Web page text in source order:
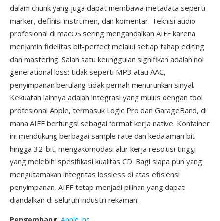
dalam chunk yang juga dapat membawa metadata seperti
marker, definisi instrumen, dan komentar. Teknisi audio
profesional di macOS sering mengandalkan AIFF karena
menjamin fidelitas bit-perfect melalui setiap tahap editing
dan mastering. Salah satu keunggulan signifikan adalah nol
generational loss: tidak seperti MP3 atau AAC,
penyimpanan berulang tidak pernah menurunkan sinyal.
Kekuatan lainnya adalah integrasi yang mulus dengan tool
profesional Apple, termasuk Logic Pro dan GarageBand, di
mana AIFF berfungsi sebagai format kerja native. Kontainer
ini mendukung berbagai sample rate dan kedalaman bit
hingga 32-bit, mengakomodasi alur kerja resolusi tinggi
yang melebihi spesifikasi kualitas CD. Bagi siapa pun yang
mengutamakan integritas lossless di atas efisiensi
penyimpanan, AIFF tetap menjadi pilihan yang dapat
diandalkan di seluruh industri rekaman.